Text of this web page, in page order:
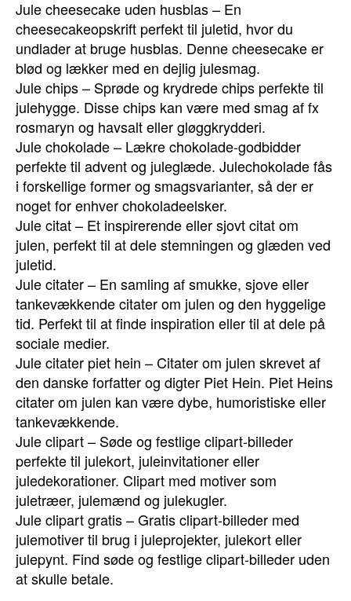
Jule cheesecake uden husblas – En
cheesecakeopskrift perfekt til juletid, hvor du
undlader at bruge husblas. Denne cheesecake er
blød og lækker med en dejlig julesmag.
Jule chips – Sprøde og krydrede chips perfekte til
julehygge. Disse chips kan være med smag af fx
rosmaryn og havsalt eller gløggkrydderi.
Jule chokolade – Lækre chokolade-godbidder
perfekte til advent og juleglæde. Julechokolade fås
i forskellige former og smagsvarianter, så der er
noget for enhver chokoladeelsker.
Jule citat – Et inspirerende eller sjovt citat om
julen, perfekt til at dele stemningen og glæden ved
juletid.
Jule citater – En samling af smukke, sjove eller
tankevækkende citater om julen og den hyggelige
tid. Perfekt til at finde inspiration eller til at dele på
sociale medier.
Jule citater piet hein – Citater om julen skrevet af
den danske forfatter og digter Piet Hein. Piet Heins
citater om julen kan være dybe, humoristiske eller
tankevækkende.
Jule clipart – Søde og festlige clipart-billeder
perfekte til julekort, juleinvitationer eller
juledekorationer. Clipart med motiver som
juletræer, julemænd og julekugler.
Jule clipart gratis – Gratis clipart-billeder med
julemotiver til brug i juleprojekter, julekort eller
julepynt. Find søde og festlige clipart-billeder uden
at skulle betale.